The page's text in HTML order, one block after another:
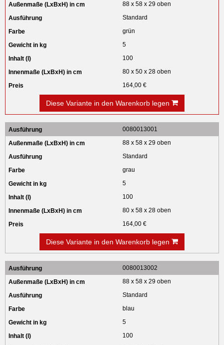
88 x 58 x 29 oben
Standard
grün
5
100
80 x 50 x 28 oben
164,00 €
Diese Variante in den Warenkorb legen
0080013001
88 x 58 x 29 oben
Standard
grau
5
100
80 x 58 x 28 oben
164,00 €
Diese Variante in den Warenkorb legen
0080013002
88 x 58 x 29 oben
Standard
blau
5
100